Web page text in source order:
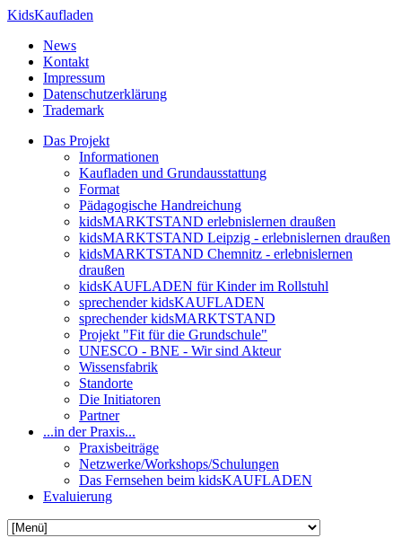
KidsKaufladen
News
Kontakt
Impressum
Datenschutzerklärung
Trademark
Das Projekt
Informationen
Kaufladen und Grundausstattung
Format
Pädagogische Handreichung
kidsMARKTSTAND erlebnislernen draußen
kidsMARKTSTAND Leipzig - erlebnislernen draußen
kidsMARKTSTAND Chemnitz - erlebnislernen
draußen
kidsKAUFLADEN für Kinder im Rollstuhl
sprechender kidsKAUFLADEN
sprechender kidsMARKTSTAND
Projekt "Fit für die Grundschule"
UNESCO - BNE - Wir sind Akteur
Wissensfabrik
Standorte
Die Initiatoren
Partner
...in der Praxis...
Praxisbeiträge
Netzwerke/Workshops/Schulungen
Das Fernsehen beim kidsKAUFLADEN
Evaluierung